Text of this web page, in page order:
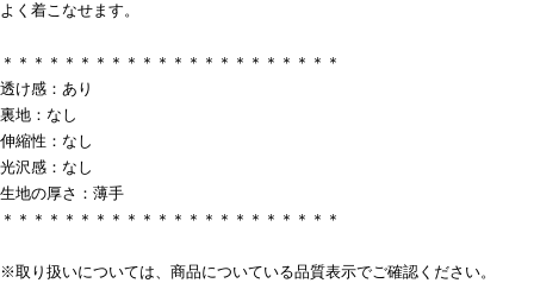
よく着こなせます。
＊＊＊＊＊＊＊＊＊＊＊＊＊＊＊＊＊＊＊＊＊＊
透け感：あり
裏地：なし
伸縮性：なし
光沢感：なし
生地の厚さ：薄手
＊＊＊＊＊＊＊＊＊＊＊＊＊＊＊＊＊＊＊＊＊＊
※取り扱いについては、商品についている品質表示でご確認ください。